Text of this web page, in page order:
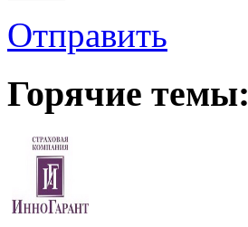
Отправить
Горячие темы: